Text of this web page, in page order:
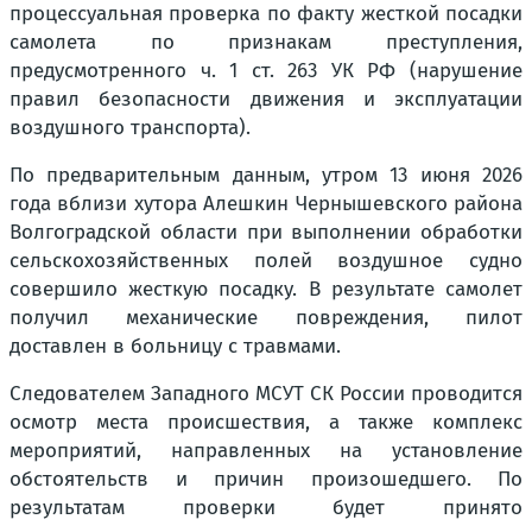
процессуальная проверка по факту жесткой посадки
самолета по признакам преступления,
предусмотренного ч. 1 ст. 263 УК РФ (нарушение
правил безопасности движения и эксплуатации
воздушного транспорта).
По предварительным данным, утром 13 июня 2026
года вблизи хутора Алешкин Чернышевского района
Волгоградской области при выполнении обработки
сельскохозяйственных полей воздушное судно
совершило жесткую посадку. В результате самолет
получил механические повреждения, пилот
доставлен в больницу с травмами.
Следователем Западного МСУТ СК России проводится
осмотр места происшествия, а также комплекс
мероприятий, направленных на установление
обстоятельств и причин произошедшего. По
результатам проверки будет принято